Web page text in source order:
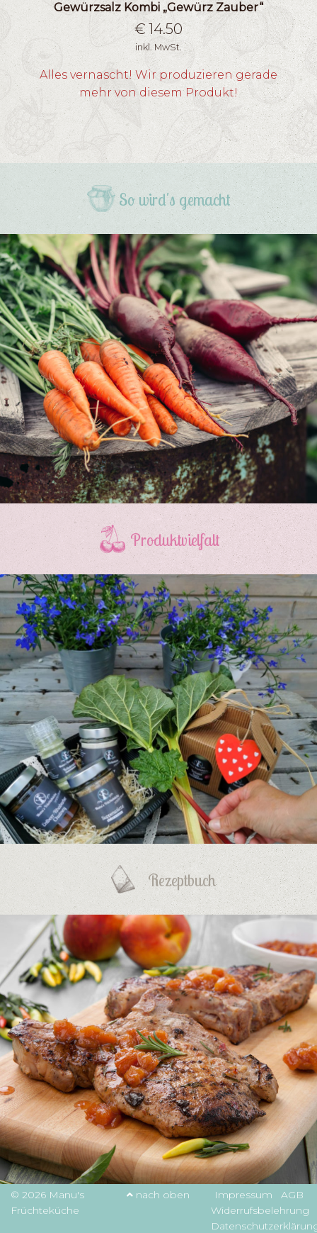
Gewürzsalz Kombi „Gewürz Zauber“
€ 14.50
inkl. MwSt.
Alles vernascht! Wir produzieren gerade
mehr von diesem Produkt!
So wird's gemacht
Produktvielfalt
Rezeptbuch
© 2026 Manu's
Früchteküche
nach oben Impressum
AGB
Widerrufsbelehrung